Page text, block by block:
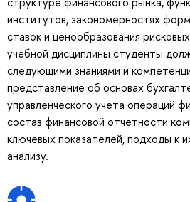
институтов, закономерностях
ставок и ценообразования
учебной дисциплины студенты
следующими знаниями и
представление об основах
управленческого учета операций
состав финансовой отчетности
ключевых показателей, подходы к
анализу.